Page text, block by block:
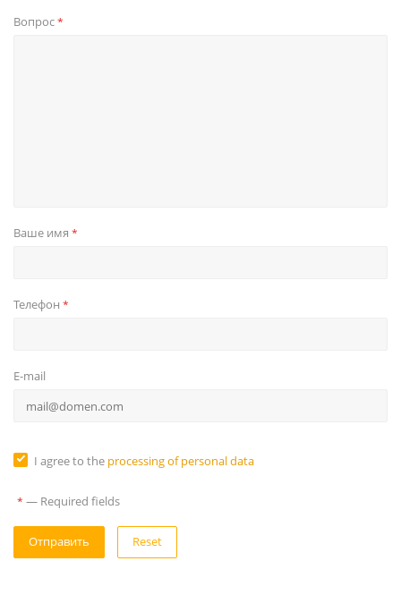
Вопрос*
Ваше имя *
Телефон *
E-mail
I agree to the processing of personal data
* — Required fields
Reset